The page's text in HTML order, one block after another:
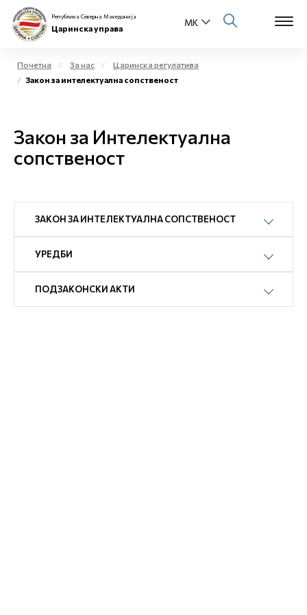
Физички лица
Бизнис заедница
Е-Царина
Медиа центар
Контакт
Е-Весник
Република Северна Македонија
Царинска управа
Почетна За нас
Царинска регулатива
Закон за интелектуална сопственост
Закон за Интелектуална
сопственост
ЗАКОН ЗА ИНТЕЛЕКТУАЛНА СОПСТВЕНОСТ
УРЕДБИ
ПОДЗАКОНСКИ АКТИ